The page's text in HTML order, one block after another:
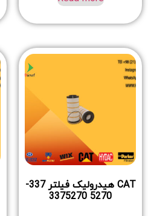
CAT هیدرولیک فیلتر 337-
5270 3375270